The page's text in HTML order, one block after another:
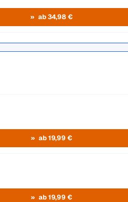
ab 34,98 €
ab 19,99 €
ab 19,99 €